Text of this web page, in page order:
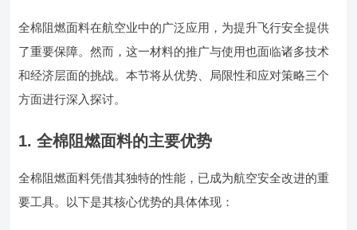
全棉阻燃面料在航空业中的广泛应用，为提升飞行安全提供
了重要保障。然而，这一材料的推广与使用也面临诸多技术
和经济层面的挑战。本节将从优势、局限性和应对策略三个
方面进行深入探讨。
1. 全棉阻燃面料的主要优势
全棉阻燃面料凭借其独特的性能，已成为航空安全改进的重
要工具。以下是其核心优势的具体体现：